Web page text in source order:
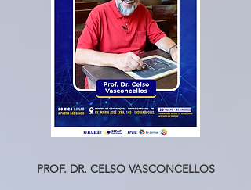
PROF. DR. CELSO VASCONCELLOS